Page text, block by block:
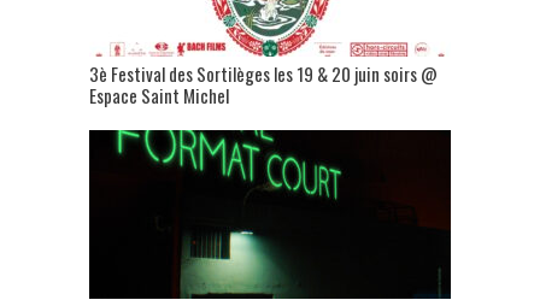
3è Festival des Sortilèges les 19 & 20 juin soirs @
Espace Saint Michel